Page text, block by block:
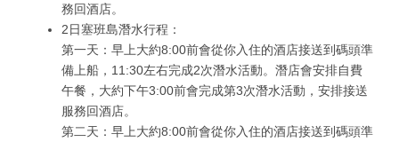
務回酒店。
2日塞班島潛水行程：
第一天：早上大約8:00前會從你入住的酒店接送到碼頭準
備上船，11:30左右完成2次潛水活動。潛店會安排自費
午餐，大約下午3:00前會完成第3次潛水活動，安排接送
服務回酒店。
第二天：早上大約8:00前會從你入住的酒店接送到碼頭準